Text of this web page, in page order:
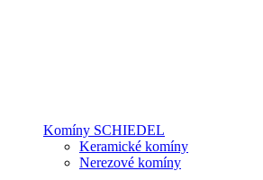
Komíny SCHIEDEL
Keramické komíny
Nerezové komíny